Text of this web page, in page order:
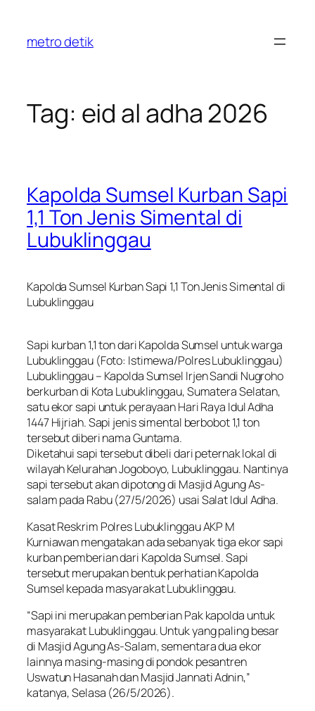
content
metro detik
Tag: eid al adha 2026
Kapolda Sumsel Kurban Sapi
1,1 Ton Jenis Simental di
Lubuklinggau
Kapolda Sumsel Kurban Sapi 1,1 Ton Jenis Simental di
Lubuklinggau
Sapi kurban 1,1 ton dari Kapolda Sumsel untuk warga
Lubuklinggau (Foto: Istimewa/Polres Lubuklinggau)
Lubuklinggau – Kapolda Sumsel Irjen Sandi Nugroho
berkurban di Kota Lubuklinggau, Sumatera Selatan,
satu ekor sapi untuk perayaan Hari Raya Idul Adha
1447 Hijriah. Sapi jenis simental berbobot 1,1 ton
tersebut diberi nama Guntama.
Diketahui sapi tersebut dibeli dari peternak lokal di
wilayah Kelurahan Jogoboyo, Lubuklinggau. Nantinya
sapi tersebut akan dipotong di Masjid Agung As-
salam pada Rabu (27/5/2026) usai Salat Idul Adha.
Kasat Reskrim Polres Lubuklinggau AKP M
Kurniawan mengatakan ada sebanyak tiga ekor sapi
kurban pemberian dari Kapolda Sumsel. Sapi
tersebut merupakan bentuk perhatian Kapolda
Sumsel kepada masyarakat Lubuklinggau.
“Sapi ini merupakan pemberian Pak kapolda untuk
masyarakat Lubuklinggau. Untuk yang paling besar
di Masjid Agung As-Salam, sementara dua ekor
lainnya masing-masing di pondok pesantren
Uswatun Hasanah dan Masjid Jannati Adnin,”
katanya, Selasa (26/5/2026).